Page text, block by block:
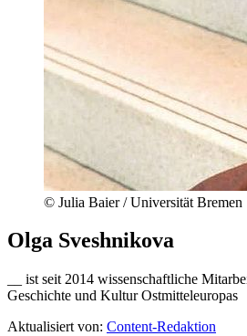
© Julia Baier / Universität Bremen
Olga Sveshnikova
__ ist seit 2014 wissenschaftliche
Geschichte und Kultur Ostmitteleuropas
Aktualisiert von: Content-Redaktion